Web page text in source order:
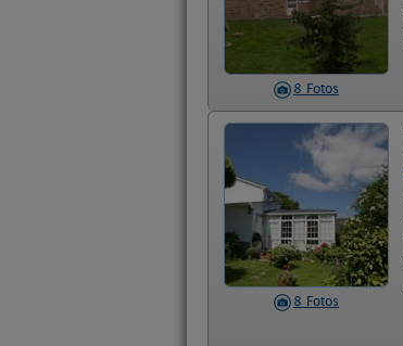
8 Fotos
8 Fotos